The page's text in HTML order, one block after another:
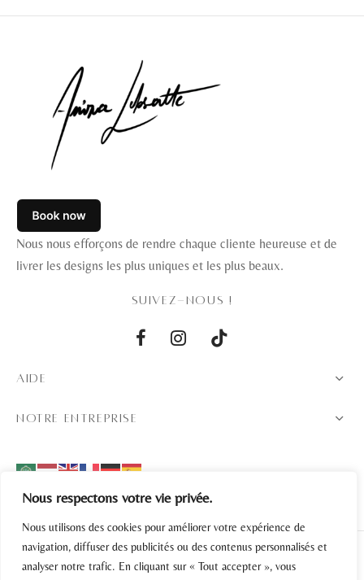
Nous respectons votre vie privée.
Nous utilisons des cookies pour améliorer votre expérience de
navigation, diffuser des publicités ou des contenus personnalisés et
analyser notre trafic. En cliquant sur « Tout accepter », vous
Nous nous efforçons de rendre chaque cliente heureuse et de
livrer les designs les plus uniques et les plus beaux.
SUIVEZ-NOUS !
AIDE
NOTRE ENTREPRISE
Politique de confidentialité